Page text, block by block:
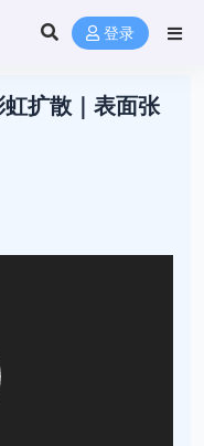
登录
扩散｜表面张